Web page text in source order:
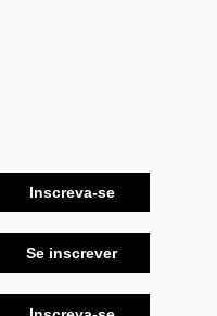
Inscreva-se
Se inscrever